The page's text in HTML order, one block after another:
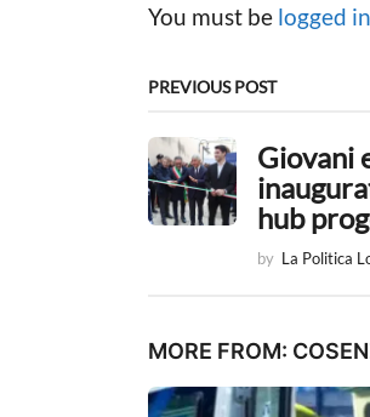
a
g
i
n
a
o
You must be logged in
PREVIOUS POST
Giovani
hub
by La Politica
MORE FROM: